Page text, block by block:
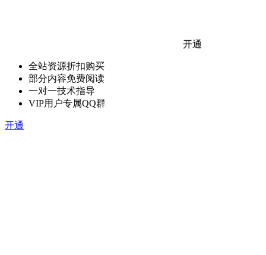
开通
全站资源折扣购买
部分内容免费阅读
一对一技术指导
VIP用户专属QQ群
开通